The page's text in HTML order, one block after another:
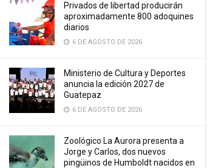
Privados de libertad producirán
aproximadamente 800 adoquines
diarios
6 DE AGOSTO DE 2026
Ministerio de Cultura y Deportes
anuncia la edición 2027 de
Guatepaz
6 DE AGOSTO DE 2026
Zoológico La Aurora presenta a
Jorge y Carlos, dos nuevos
pingüinos de Humboldt nacidos en